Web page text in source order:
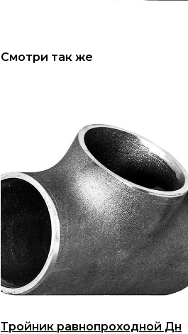
Смотри так же
Тройник равнопроходной Дн